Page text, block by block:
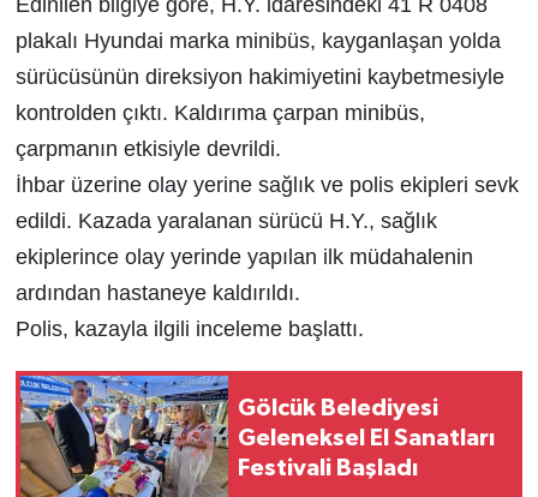
Edinilen bilgiye göre, H.Y. idaresindeki 41 R 0408
plakalı Hyundai marka minibüs, kayganlaşan yolda
sürücüsünün direksiyon hakimiyetini kaybetmesiyle
kontrolden çıktı. Kaldırıma çarpan minibüs,
çarpmanın etkisiyle devrildi.
İhbar üzerine olay yerine sağlık ve polis ekipleri sevk
edildi. Kazada yaralanan sürücü H.Y., sağlık
ekiplerince olay yerinde yapılan ilk müdahalenin
ardından hastaneye kaldırıldı.
Polis, kazayla ilgili inceleme başlattı.
Gölcük Belediyesi
Geleneksel El Sanatları
Festivali Başladı